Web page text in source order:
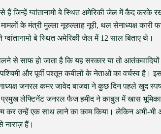
हैं जिन्हें ग्वांतानामो बे स्थित अमेरिकी जेल में कैद करके
के मंत्री मुल्ला नूरुल्लाह नूरी, थल सेनाध्यक्ष कारी
बे स्थित अमेरिकी जेल में 12 साल बिताए थे।
से साफ हो जाता है कि यह सरकार या तो आतंकवादियों
और पूर्वी पश्तून कबीलों के नेताओं का वर्चस्व है।
जनरल कमर जावेद बाजवा ने कुछ दिन पहले खुद
लेफ्टिनेंट जनरल फैज हमीद ने काबुल में खास भूमिका
उन्हें एक साथ लाने का काम किया। लेकिन अभी-भी
नाराज़ हैं।